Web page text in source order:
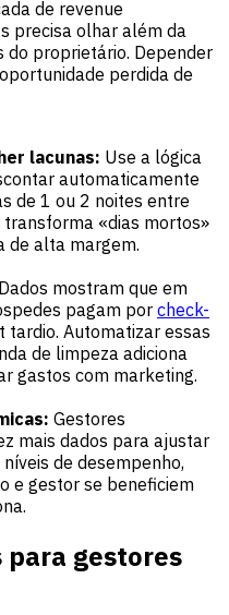
de revenue
precisa olhar além da
do proprietário. Depender
perdida de
lacunas: Use a lógica
automaticamente
de 1 ou 2 noites entre
«dias mortos»
de alta margem.
Dados mostram que em
pagam porcheck-
tardio. Automatizar essas
de limpeza adiciona
gastos com marketing.
Gestores
mais dados para ajustar
de desempenho,
e gestor se beneficiem
para gestores